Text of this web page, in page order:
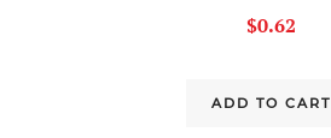
$0.62
ADD TO CART